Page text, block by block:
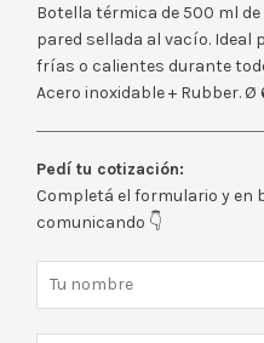
Botella térmica de 500 ml
pared sellada al vacío. Ideal
frías o calientes durante
Acero inoxidable + Rubber. Ø
Pedí tu cotización:
Completá el formulario y en
comunicando 👇